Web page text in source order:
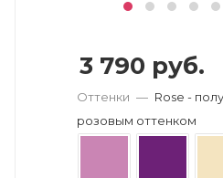
3 790 руб.
Оттенки — Rose -
розовым оттенком